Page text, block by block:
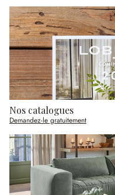
Nos catalogues
Demandez-le gratuitement